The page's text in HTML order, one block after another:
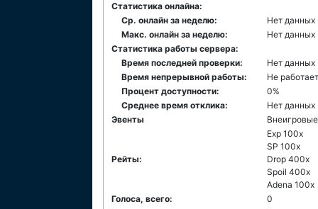
Статистика онлайна:
Ср. онлайн за неделю:
Нет данных
Макс. онлайн за неделю:
Нет данных
Статистика работы сервера:
Время последней проверки:
Нет данных
Время непрерывной работы:
Не работает
Процент доступности:
0%
Среднее время отклика:
Нет данных
Эвенты
Внеигровые
Рейты:
Exp 100x
SP 100x
Drop 400x
Spoil 400x
Adena 100x
Голоса, всего:
0